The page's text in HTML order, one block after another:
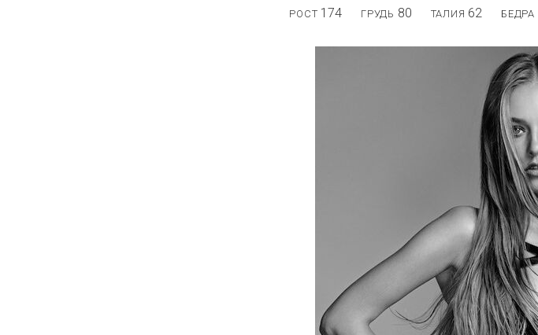
РОСТ 174 ГРУДЬ 80 ТАЛИЯ 62 БЕДРА